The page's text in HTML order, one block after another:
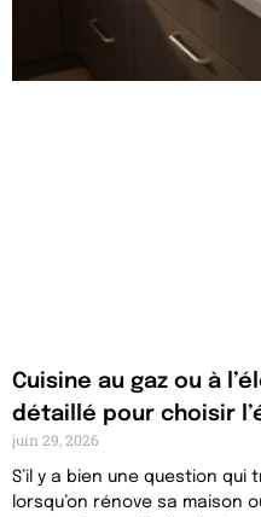
Cuisine au gaz ou à
détaillé pour choisir
juin 29, 2026
S’il y a bien une question
lorsqu’on rénove sa maison